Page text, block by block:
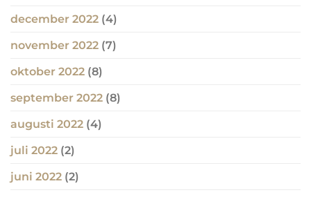
december 2022 (4)
november 2022 (7)
oktober 2022 (8)
september 2022 (8)
augusti 2022 (4)
juli 2022 (2)
juni 2022 (2)